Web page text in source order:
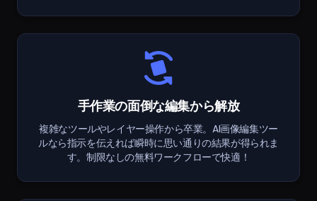
手作業の面倒な編集から解放
複雑なツールやレイヤー操作から卒業。AI画像編集ツー
ルなら指示を伝えれば瞬時に思い通りの結果が得られま
す。制限なしの無料ワークフローで快適！